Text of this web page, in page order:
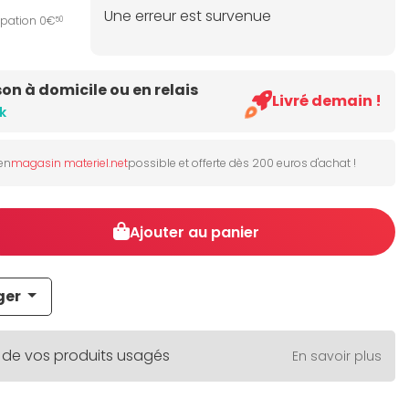
0€50
Une erreur est survenue
à domicile ou en relais
Livré demain !
magasin materiel.netpossible et offerte dès 200 euros d'achat !
Ajouter au panier
de vos produits usagés En savoir plus